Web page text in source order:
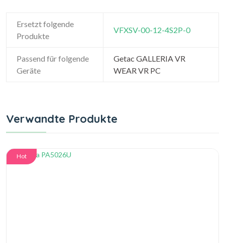
Ersetzt folgende
Produkte
VFXSV-00-12-4S2P-0
Passend für folgende
Geräte
Getac GALLERIA VR
WEAR VR PC
Verwandte Produkte
Hot